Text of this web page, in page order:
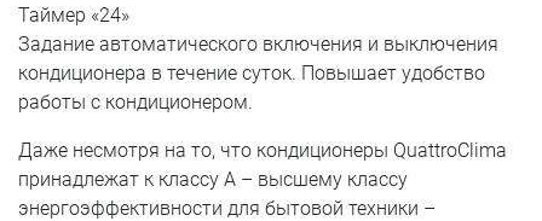
Таймер «24»
Задание автоматического включения и выключения
кондиционера в течение суток. Повышает удобство
работы с кондиционером.
Даже несмотря на то, что кондиционеры QuattroClima
принадлежат к классу А – высшему классу
энергоэффективности для бытовой техники –